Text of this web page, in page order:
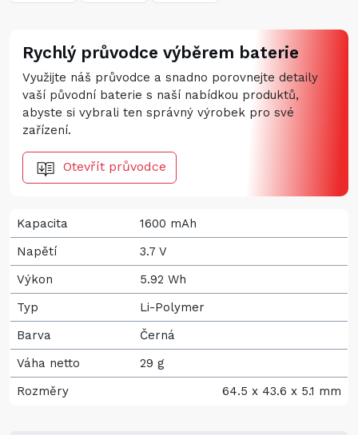
Rychlý průvodce výběrem baterie
Využijte náš průvodce a snadno porovnejte detaily
vaší původní baterie s naší nabídkou produktů,
abyste si vybrali ten správný výrobek pro své
zařízení.
Otevřít průvodce
Kapacita
1600 mAh
Napětí
3.7 V
Výkon
5.92 Wh
Typ
Li-Polymer
Barva
Černá
Váha netto
29 g
Rozměry
64.5 x 43.6 x 5.1 mm